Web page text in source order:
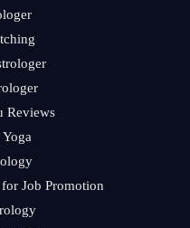
Reviews
Job Promotion